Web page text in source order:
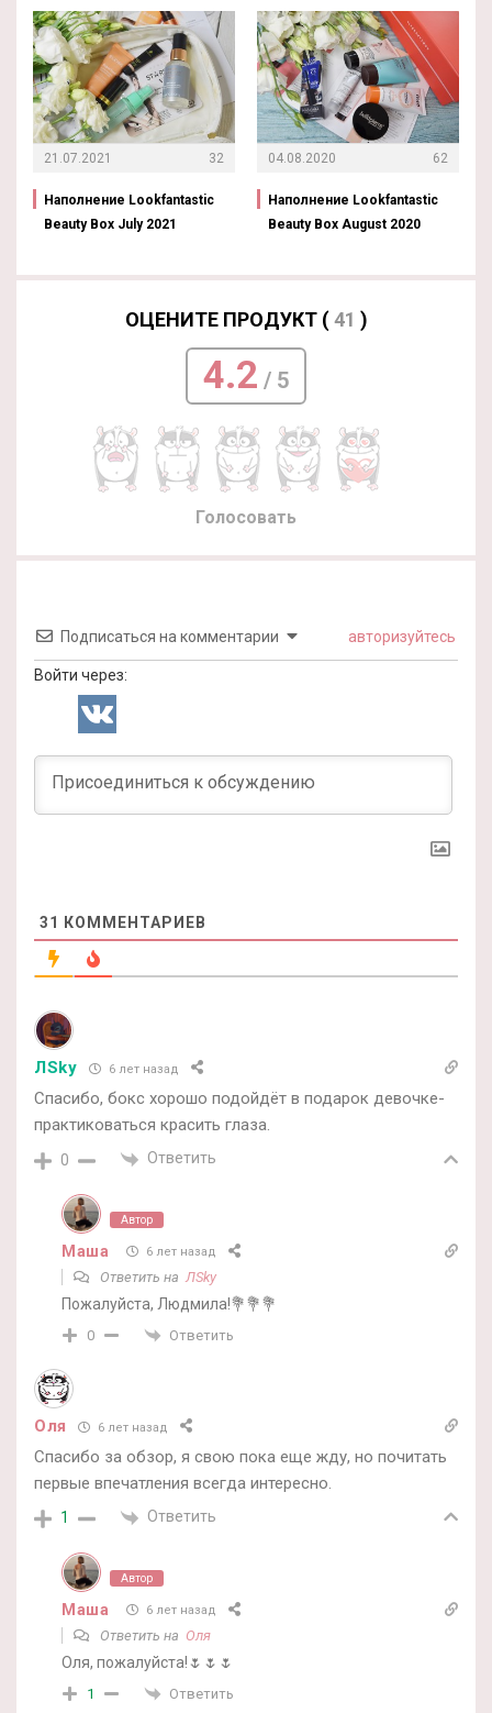
21.07.2021 32
Наполнение Lookfantastic
Beauty Box July 2021
04.08.2020 62
Наполнение Lookfantastic
Beauty Box August 2020
ОЦЕНИТЕ ПРОДУКТ (41 )
4.2 / 5
Голосовать
Подписаться на комментарии авторизуйтесь
Войти через:
31 КОММЕНТАРИЕВ
ЛSky 6 лет назад
Спасибо, бокс хорошо подойдёт в подарок девочке-
практиковаться красить глаза.
0 Ответить
Автор
Маша 6 лет назад
Ответить на ЛSky
Пожалуйста, Людмила!💐💐💐
0 Ответить
Оля 6 лет назад
Спасибо за обзор, я свою пока еще жду, но почитать
первые впечатления всегда интересно.
1 Ответить
Автор
Маша 6 лет назад
Ответить на Оля
Оля, пожалуйста!🌷🌷🌷
1 Ответить